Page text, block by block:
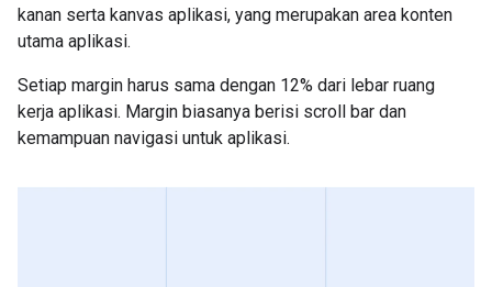
kanan serta kanvas aplikasi, yang merupakan area konten
utama aplikasi.
Setiap margin harus sama dengan 12% dari lebar ruang
kerja aplikasi. Margin biasanya berisi scroll bar dan
kemampuan navigasi untuk aplikasi.